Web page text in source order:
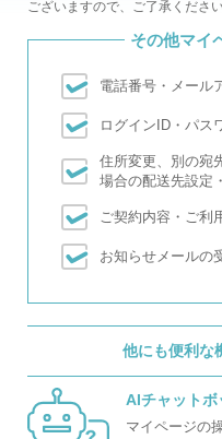
ございますので、ご了承ください
その他マイ
電話番号・メール
ログインID・パス
住所変更、別の宛
場合の配送先設定
ご契約内容・ご利
お知らせメールの
他にも便利な
AIチャットボ
マイページの